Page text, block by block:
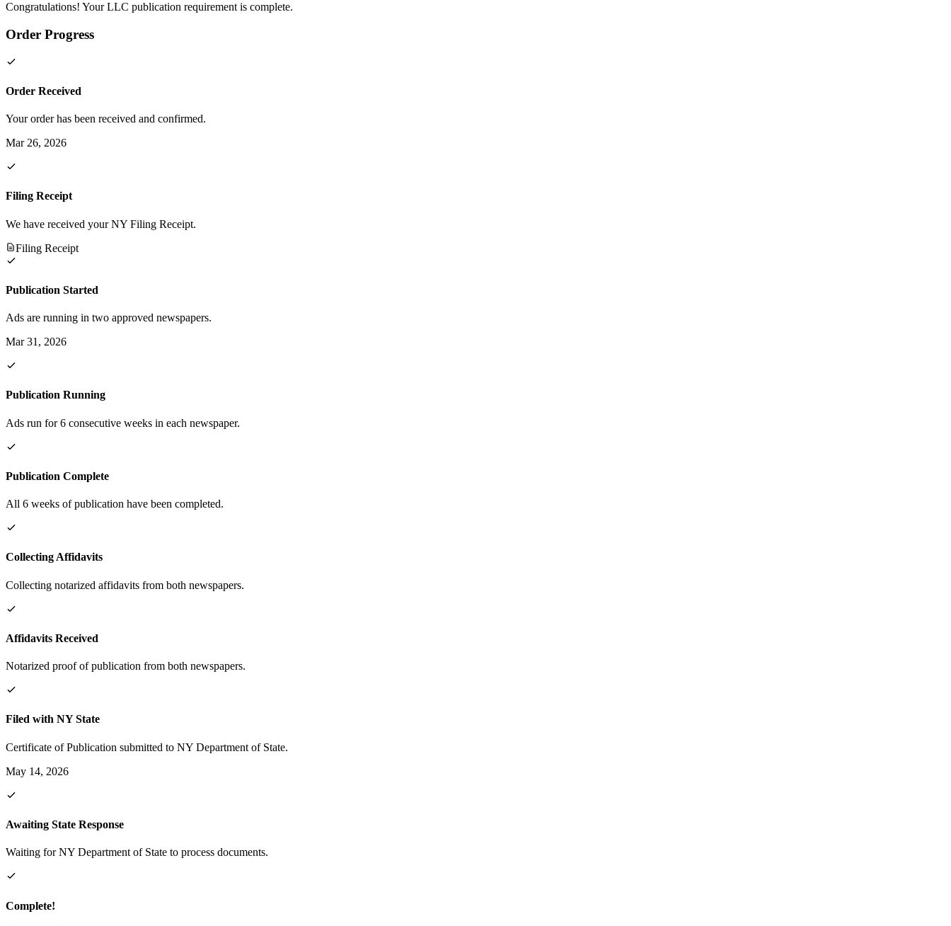
Congratulations! Your LLC publication requirement is complete.
Order Progress
Order Received
Your order has been received and confirmed.
Mar 26, 2026
Filing Receipt
We have received your NY Filing Receipt.
Filing Receipt
Publication Started
Ads are running in two approved newspapers.
Mar 31, 2026
Publication Running
Ads run for 6 consecutive weeks in each newspaper.
Publication Complete
All 6 weeks of publication have been completed.
Collecting Affidavits
Collecting notarized affidavits from both newspapers.
Affidavits Received
Notarized proof of publication from both newspapers.
Filed with NY State
Certificate of Publication submitted to NY Department of State.
May 14, 2026
Awaiting State Response
Waiting for NY Department of State to process documents.
Complete!